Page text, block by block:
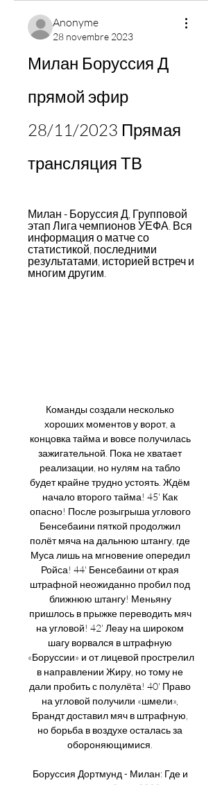
Anonyme
28 novembre 2023
Милан Боруссия Д
прямой эфир
28/11/2023 Прямая
трансляция ТВ
Милан - Боруссия Д, Групповой
этап Лига чемпионов УЕФА. Вся
информация о матче со
статистикой, последними
результатами, историей встреч и
многим другим.
Команды создали несколько
хороших моментов у ворот, а
концовка тайма и вовсе получилась
зажигательной. Пока не хватает
реализации, но нулям на табло
будет крайне трудно устоять. Ждём
начало второго тайма! 45' Как
опасно! После розыгрыша углового
Бенсебаини пяткой продолжил
полёт мяча на дальнюю штангу, где
Муса лишь на мгновение опередил
Ройса! 44' Бенсебаини от края
штрафной неожиданно пробил под
ближнюю штангу! Меньяну
пришлось в прыжке переводить мяч
на угловой! 42' Леау на широком
шагу ворвался в штрафную
«Боруссии» и от лицевой прострелил
в направлении Жиру, но тому не
дали пробить с полулёта! 40' Право
на угловой получили «шмели»,
Брандт доставил мяч в штрафную,
но борьба в воздухе осталась за
обороняющимися.
Боруссия Дортмунд - Милан: Где и